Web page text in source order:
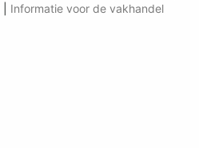
Informatie voor de vakhandel